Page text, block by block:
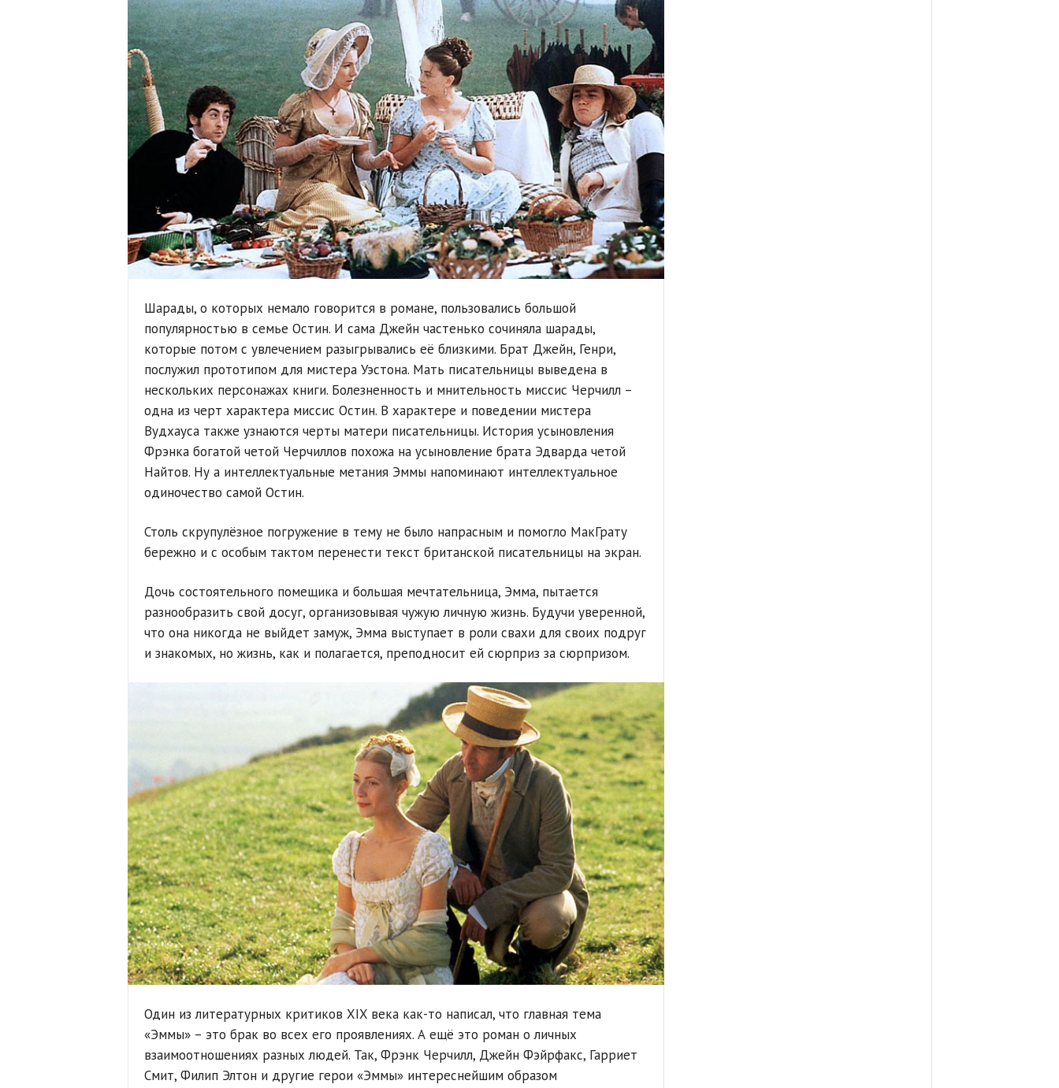
Шарады, о которых немало говорится в романе, пользовались большой
популярностью в семье Остин. И сама Джейн частенько сочиняла шарады,
которые потом с увлечением разыгрывались её близкими. Брат Джейн, Генри,
послужил прототипом для мистера Уэстона. Мать писательницы выведена в
нескольких персонажах книги. Болезненность и мнительность миссис Черчилл –
одна из черт характера миссис Остин. В характере и поведении мистера
Вудхауса также узнаются черты матери писательницы. История усыновления
Фрэнка богатой четой Черчиллов похожа на усыновление брата Эдварда четой
Найтов. Ну а интеллектуальные метания Эммы напоминают интеллектуальное
одиночество самой Остин.
Столь скрупулёзное погружение в тему не было напрасным и помогло МакГрату
бережно и с особым тактом перенести текст британской писательницы на экран.
Дочь состоятельного помещика и большая мечтательница, Эмма, пытается
разнообразить свой досуг, организовывая чужую личную жизнь. Будучи уверенной,
что она никогда не выйдет замуж, Эмма выступает в роли свахи для своих подруг
и знакомых, но жизнь, как и полагается, преподносит ей сюрприз за сюрпризом.
Один из литературных критиков XIX века как-то написал, что главная тема
«Эммы» – это брак во всех его проявлениях. А ещё это роман о личных
взаимоотношениях разных людей. Так, Фрэнк Черчилл, Джейн Фэйрфакс, Гарриет
Смит, Филип Элтон и другие герои «Эммы» интереснейшим образом